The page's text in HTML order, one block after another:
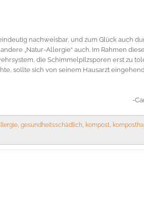
nachweisbar, und zum Glück auch
„Natur-Allergie“ auch. Im Rahmen
die Schimmelpilzsporen erst zu
sollte sich von seinem Hausarzt
-
, gesundheitsschädlich, kompost,